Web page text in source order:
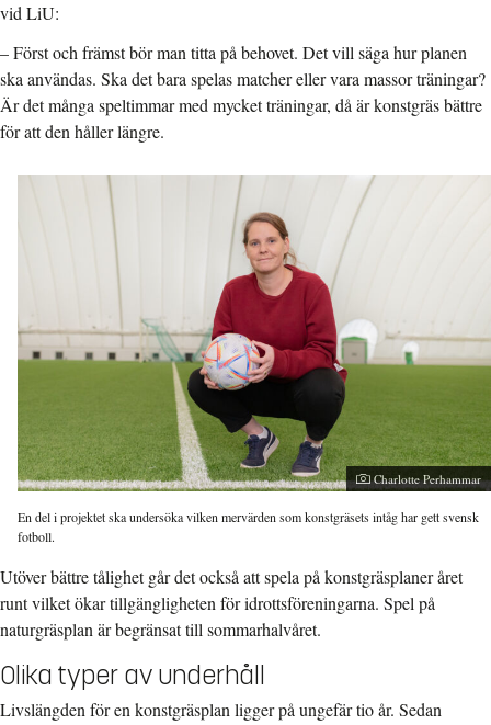
vid LiU:
– Först och främst bör man titta på behovet. Det vill säga hur planen
ska användas. Ska det bara spelas matcher eller vara massor träningar?
Är det många speltimmar med mycket träningar, då är konstgräs bättre
för att den håller längre.
Fotograf:
Charlotte Perhammar
En del i projektet ska undersöka vilken mervärden som konstgräsets intåg har gett svensk
fotboll.
Utöver bättre tålighet går det också att spela på konstgräsplaner året
runt vilket ökar tillgängligheten för idrottsföreningarna. Spel på
naturgräsplan är begränsat till sommarhalvåret.
Olika typer av underhåll
Livslängden för en konstgräsplan ligger på ungefär tio år. Sedan